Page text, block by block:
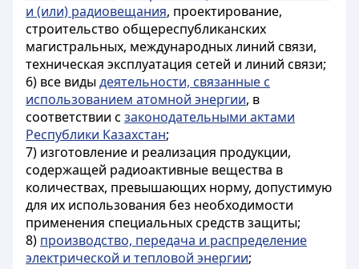
и (или) радиовещания, проектирование,
строительство общереспубликанских
магистральных, международных линий связи,
техническая эксплуатация сетей и линий связи;
6) все видыдеятельности, связанные с
использованием атомной энергии, в
соответствии с законодательными актами
Республики Казахстан;
7) изготовление и реализация продукции,
содержащей радиоактивные вещества в
количествах, превышающих норму, допустимую
для их использования без необходимости
применения специальных средств защиты;
8) производство, передача и распределение
электрической и тепловой энергии;